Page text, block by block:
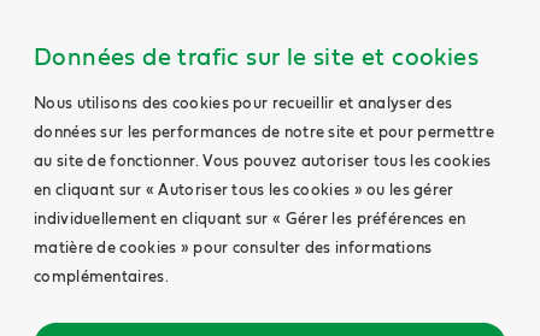
Données de trafic sur le site et cookies
Nous utilisons des cookies pour recueillir et analyser des
données sur les performances de notre site et pour permettre
au site de fonctionner. Vous pouvez autoriser tous les cookies
en cliquant sur « Autoriser tous les cookies » ou les gérer
individuellement en cliquant sur « Gérer les préférences en
matière de cookies » pour consulter des informations
complémentaires.